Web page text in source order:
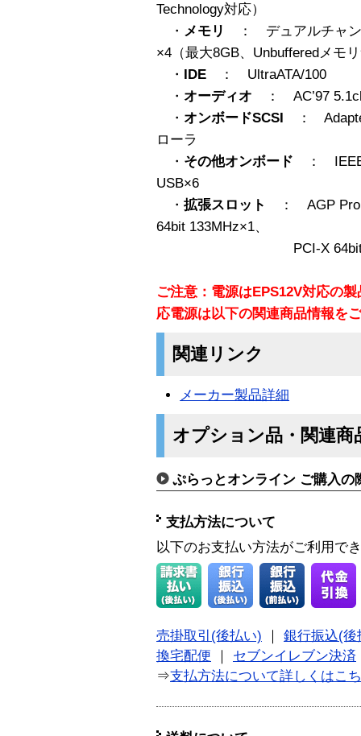
Technology対応）
・ メモリ
： デュアルチャン
×4（最大8GB、Unbufferedメモ
・ IDE ： UltraATA/100
・ オーディオ ： AC’97
・ オンボードSCSI ：
ローラ
・ その他オンボード ：
USB×6
・ 拡張スロット
： AGP Pro
64bit 133MHz×1、
PCI-X 64bit
ご注意：電源はEPS12V対応の
応電源は以下の関連商品情報を
関連リンク
メーカー製品詳細
オプション品・関連商
ぷらっとオンライン ご購入の
支払方法について
以下のお支払い方法がご利用で
売掛取引(後払い)
銀行振込(後
換宅配便
セブンイレブン決済
⇒支払方法について詳しくはこ